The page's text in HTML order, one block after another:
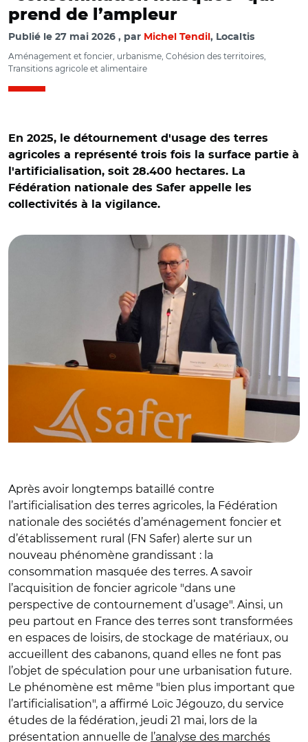
prend de l’ampleur
Publié le 27 mai 2026 par Michel Tendil , Localtis
Aménagement et foncier, urbanisme, Cohésion des territoires,
Transitions agricole et alimentaire
En 2025, le détournement d'usage des terres
agricoles a représenté trois fois la surface partie à
l'artificialisation, soit 28.400 hectares. La
Fédération nationale des Safer appelle les
collectivités à la vigilance.
Après avoir longtemps bataillé contre
l’artificialisation des terres agricoles, la Fédération
nationale des sociétés d’aménagement foncier et
d’établissement rural (FN Safer) alerte sur un
nouveau phénomène grandissant : la
consommation masquée des terres. A savoir
l’acquisition de foncier agricole "dans une
perspective de contournement d’usage". Ainsi, un
peu partout en France des terres sont transformées
en espaces de loisirs, de stockage de matériaux, ou
accueillent des cabanons, quand elles ne font pas
l’objet de spéculation pour une urbanisation future.
Le phénomène est même "bien plus important que
l’artificialisation", a affirmé Loïc Jégouzo, du service
études de la fédération, jeudi 21 mai, lors de la
présentation annuelle de l’analyse des marchés